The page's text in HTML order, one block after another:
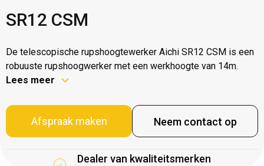
SR12 CSM
De telescopische rupshoogtewerker Aichi SR12 CSM is een
robuuste rupshoogwerker met een werkhoogte van 14m.
Lees meer
Afspraak maken Neem contact op
Dealer van kwaliteitsmerken